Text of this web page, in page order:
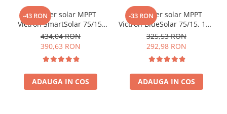
-43 RON
Controler solar MPPT
Victron SmartSolar 75/15,
15A 12V/24V, cu Bluetooth
integrat
434,04 RON
390,63 RON
ADAUGA IN COS
-33 RON
Controler solar MPPT
Victron BlueSolar 75/15, 15A
pentru sisteme solare 12V
si 24V
325,53 RON
292,98 RON
ADAUGA IN COS